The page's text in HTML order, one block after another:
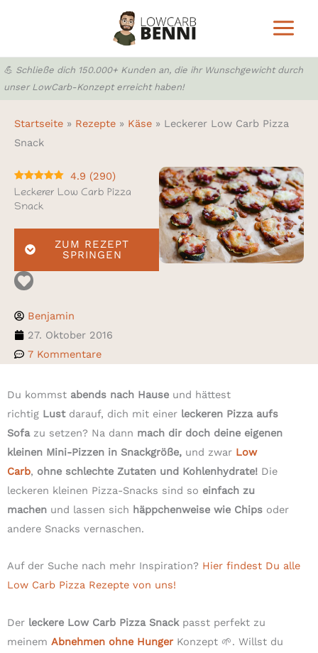
💪 Schließe dich 150.000+ Kunden an, die ihr Wunschgewicht durch
unser LowCarb-Konzept erreicht haben!
Startseite » Rezepte » Käse » Leckerer Low Carb Pizza
Snack
4.9 (290)
Leckerer Low Carb Pizza
Snack
ZUM REZEPT
SPRINGEN
Benjamin
27. Oktober 2016
7 Kommentare
Du kommst abends nach Hause und hättest
richtig Lustdarauf, dich mit einer leckeren Pizza aufs
Sofazu setzen? Na dann mach dir doch deine eigenen
kleinen Mini-Pizzen in Snackgröße, und zwar Low
Carb, ohne schlechte Zutaten und Kohlenhydrate! Die
leckeren kleinen Pizza-Snacks sind so einfach zu
machen und lassen sich häppchenweise wie Chips oder
andere Snacks vernaschen.
Auf der Suche nach mehr Inspiration? Hier findest Du alle
Low Carb Pizza Rezepte von uns!
Der leckere Low Carb Pizza Snackpasst perfekt zu
meinem Abnehmen ohne HungerKonzept 🌱. Willst du